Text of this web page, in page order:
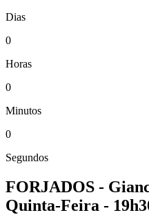
Dias
0
Horas
0
Minutos
0
Segundos
FORJADOS -
Quinta-Feira -